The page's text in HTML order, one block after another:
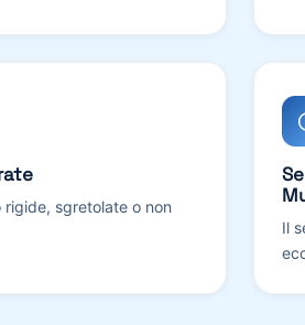
rigide, sgretolate o non
Il